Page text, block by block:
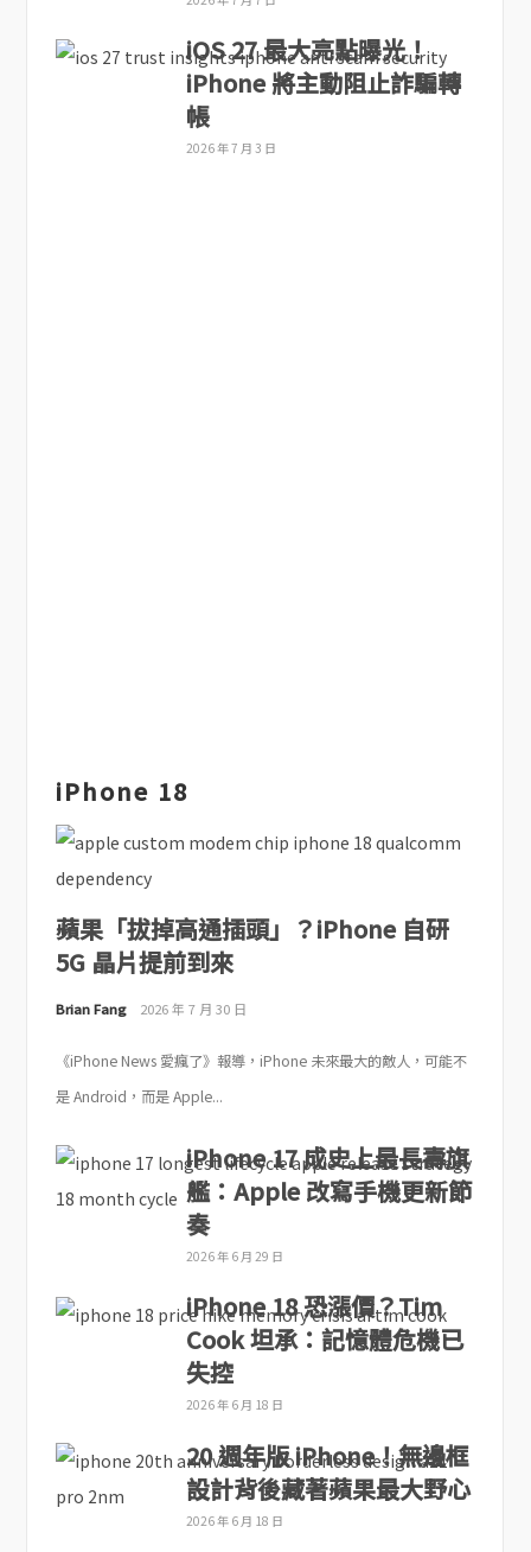
iOS 27 最大亮點曝光！
iPhone 將主動阻止詐騙轉
帳
2026 年 7 月 3 日
iPhone 18
蘋果「拔掉高通插頭」？iPhone 自研
5G 晶片提前到來
Brian Fang 2026 年 7 月 30 日
《iPhone News 愛瘋了》報導，iPhone 未來最大的敵人，可能不
是 Android，而是 Apple...
iPhone 17 成史上最長壽旗
艦：Apple 改寫手機更新節
奏
2026 年 6 月 29 日
iPhone 18 恐漲價？Tim
Cook 坦承：記憶體危機已
失控
2026 年 6 月 18 日
20 週年版 iPhone！無邊框
設計背後藏著蘋果最大野心
2026 年 6 月 18 日